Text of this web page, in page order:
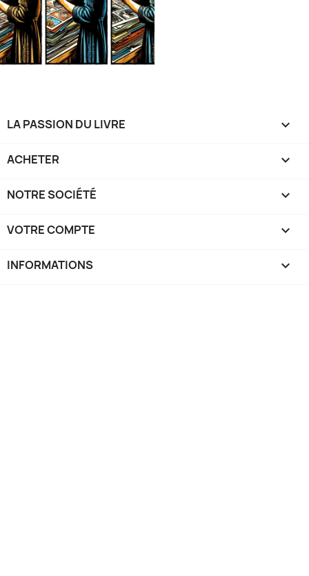
LA PASSION DU LIVRE 
ACHETER 
NOTRE SOCIÉTÉ 
VOTRE COMPTE 
INFORMATIONS keyboard_arrow_down